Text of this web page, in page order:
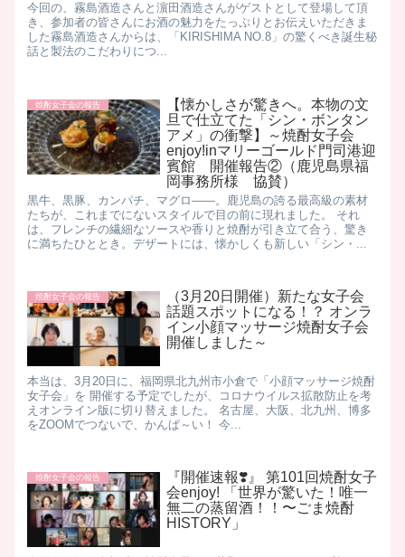
​ 今回の、霧島酒造さんと濵田酒造さんがゲストとして登場して頂
き、参加者の皆さんにお酒の魅力をたっぷりとお伝えいただきま
した ​ 霧島酒造さんからは、「KIRISHIMA NO.8」の驚くべき誕生秘
話と製法のこだわりにつ...
焼酎女子会の報告
【懐かしさが驚きへ。本物の文
旦で仕立てた「シン・ボンタン
アメ」の衝撃】～焼酎女子会
enjoy!inマリーゴールド門司港迎
賓館 開催報告②（鹿児島県福
岡事務所様 協賛）
黒牛、黒豚、カンパチ、マグロ——。鹿児島の誇る最高級の素材
たちが、これまでにないスタイルで目の前に現れました。 それ
は、フレンチの繊細なソースや香りと焼酎が引き立て合う、驚き
に満ちたひととき。デザートには、懐かしくも新しい「シン・...
焼酎女子会の報告
（3月20日開催）新たな女子会
話題スポットになる！？ オンラ
イン小顔マッサージ焼酎女子会
開催しました～
本当は、3月20日に、福岡県北九州市小倉で「小顔マッサージ焼酎
女子会」を 開催する予定でしたが、コロナウイルス拡散防止を考
えオンライン版に切り替えました。 名古屋、大阪、北九州、博多
をZOOMでつないで、かんぱ～い！ 今...
焼酎女子会の報告
『開催速報❣️』 第101回焼酎女子
会enjoy! 「世界が驚いた！唯一
無二の蒸留酒！！〜ごま焼酎
HISTORY」